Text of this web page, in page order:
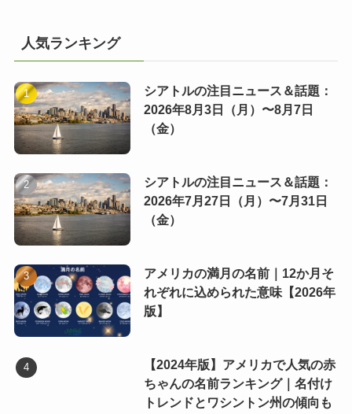
人気ランキング
シアトルの注目ニュース＆話題：
2026年8月3日（月）〜8月7日
（金）
シアトルの注目ニュース＆話題：
2026年7月27日（月）〜7月31日
（金）
アメリカの満月の名前｜12か月そ
れぞれに込められた意味【2026年
版】
【2024年版】アメリカで人気の赤
ちゃんの名前ランキング｜名付け
トレンドとワシントン州の傾向も